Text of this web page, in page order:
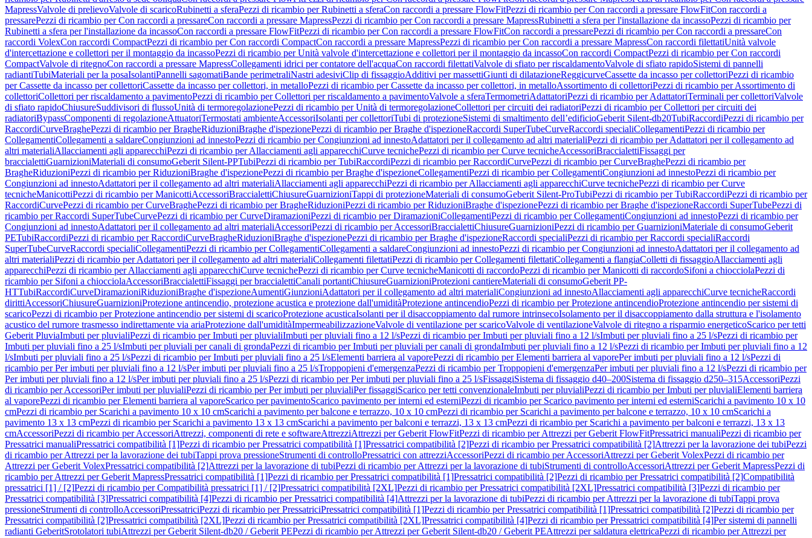
MapressValvole di prelievoValvole di scaricoRubinetti a sferaPezzi di ricambio per Rubinetti a sferaCon raccordi a pressare FlowFitPezzi di ricambio per Con raccordi a pressare FlowFitCon raccordi a
pressarePezzi di ricambio per Con raccordi a pressareCon raccordi a pressare MapressPezzi di ricambio per Con raccordi a pressare MapressRubinetti a sfera per l'installazione da incassoPezzi di ricambio per
Rubinetti a sfera per l'installazione da incassoCon raccordi a pressare FlowFitPezzi di ricambio per Con raccordi a pressare FlowFitCon raccordi a pressarePezzi di ricambio per Con raccordi a pressareCon
raccordi VolexCon raccordi CompactPezzi di ricambio per Con raccordi CompactCon raccordi a pressare MapressPezzi di ricambio per Con raccordi a pressare MapressCon raccordi filettatiUnità valvole
d'intercettazione e collettori per il montaggio da incassoPezzi di ricambio per Unità valvole d'intercettazione e collettori per il montaggio da incassoCon raccordi CompactPezzi di ricambio per Con raccordi
CompactValvole di ritegnoCon raccordi a pressare MapressCollegamenti idrici per contatore dell'acquaCon raccordi filettatiValvole di sfiato per riscaldamentoValvole di sfiato rapidoSistemi di pannelli
radiantiTubiMateriali per la posaIsolantiPannelli sagomatiBande perimetraliNastri adesiviClip di fissaggioAdditivi per massettiGiunti di dilatazioneReggicurveCassette da incasso per collettoriPezzi di ricambio
per Cassette da incasso per collettoriCassette da incasso per collettori, in metalloPezzi di ricambio per Cassette da incasso per collettori, in metalloAssortimento di collettoriPezzi di ricambio per Assortimento di
collettoriCollettori per riscaldamento a pavimentoPezzi di ricambio per Collettori per riscaldamento a pavimentoValvole a sferaTermometriAdattatoriPezzi di ricambio per AdattatoriTerminali per collettoriValvole
di sfiato rapidoChiusureSuddivisori di flussoUnità di termoregolazionePezzi di ricambio per Unità di termoregolazioneCollettori per circuiti dei radiatoriPezzi di ricambio per Collettori per circuiti dei
radiatoriBypassComponenti di regolazioneAttuatoriTermostati ambienteAccessoriIsolanti per collettoriTubi di protezioneSistemi di smaltimento dell’edificioGeberit Silent-db20TubiRaccordiPezzi di ricambio per
RaccordiCurveBraghePezzi di ricambio per BragheRiduzioniBraghe d'ispezionePezzi di ricambio per Braghe d'ispezioneRaccordi SuperTubeCurveRaccordi specialiCollegamentiPezzi di ricambio per
CollegamentiCollegamenti a saldareCongiunzioni ad innestoPezzi di ricambio per Congiunzioni ad innestoAdattatori per il collegamento ad altri materialiPezzi di ricambio per Adattatori per il collegamento ad
altri materialiAllacciamenti agli apparecchiPezzi di ricambio per Allacciamenti agli apparecchiCurve tecnichePezzi di ricambio per Curve tecnicheAccessoriBraccialettiFissaggi per
braccialettiGuarnizioniMateriali di consumoGeberit Silent-PPTubiPezzi di ricambio per TubiRaccordiPezzi di ricambio per RaccordiCurvePezzi di ricambio per CurveBraghePezzi di ricambio per
BragheRiduzioniPezzi di ricambio per RiduzioniBraghe d'ispezionePezzi di ricambio per Braghe d'ispezioneCollegamentiPezzi di ricambio per CollegamentiCongiunzioni ad innestoPezzi di ricambio per
Congiunzioni ad innestoAdattatori per il collegamento ad altri materialiAllacciamenti agli apparecchiPezzi di ricambio per Allacciamenti agli apparecchiCurve tecnichePezzi di ricambio per Curve
tecnicheManicottiPezzi di ricambio per ManicottiAccessoriBraccialettiChiusureGuarnizioniTappi di protezioneMateriali di consumoGeberit Silent-ProTubiPezzi di ricambio per TubiRaccordiPezzi di ricambio per
RaccordiCurvePezzi di ricambio per CurveBraghePezzi di ricambio per BragheRiduzioniPezzi di ricambio per RiduzioniBraghe d'ispezionePezzi di ricambio per Braghe d'ispezioneRaccordi SuperTubePezzi di
ricambio per Raccordi SuperTubeCurvePezzi di ricambio per CurveDiramazioniPezzi di ricambio per DiramazioniCollegamentiPezzi di ricambio per CollegamentiCongiunzioni ad innestoPezzi di ricambio per
Congiunzioni ad innestoAdattatori per il collegamento ad altri materialiAccessoriPezzi di ricambio per AccessoriBraccialettiChiusureGuarnizioniPezzi di ricambio per GuarnizioniMateriale di consumoGeberit
PETubiRaccordiPezzi di ricambio per RaccordiCurveBragheRiduzioniBraghe d'ispezionePezzi di ricambio per Braghe d'ispezioneRaccordi specialiPezzi di ricambio per Raccordi specialiRaccordi
SuperTubeCurveRaccordi specialiCollegamentiPezzi di ricambio per CollegamentiCollegamenti a saldareCongiunzioni ad innestoPezzi di ricambio per Congiunzioni ad innestoAdattatori per il collegamento ad
altri materialiPezzi di ricambio per Adattatori per il collegamento ad altri materialiCollegamenti filettatiPezzi di ricambio per Collegamenti filettatiCollegamenti a flangiaColletti di fissaggioAllacciamenti agli
apparecchiPezzi di ricambio per Allacciamenti agli apparecchiCurve tecnichePezzi di ricambio per Curve tecnicheManicotti di raccordoPezzi di ricambio per Manicotti di raccordoSifoni a chiocciolaPezzi di
ricambio per Sifoni a chiocciolaAccessoriBraccialettiFissaggi per braccialettiCanali portantiChiusureGuarnizioniProtezioni cantiereMateriali di consumoGeberit PP-
HTTubiRaccordiCurveDiramazioniRiduzioniBraghe d'ispezioneAumentiGiunzioniAdattatori per il collegamento ad altri materialiCongiunzioni ad innestoAllacciamenti agli apparecchiCurve tecnicheRaccordi
dirittiAccessoriChiusureGuarnizioniProtezione antincendio, protezione acustica e protezione dall'umiditàProtezione antincendioPezzi di ricambio per Protezione antincendioProtezione antincendio per sistemi di
scaricoPezzi di ricambio per Protezione antincendio per sistemi di scaricoProtezione acusticaIsolanti per il disaccoppiamento dal rumore intrinsecoIsolamento per il disaccoppiamento dalla struttura e l'isolamento
acustico del rumore trasmesso indirettamente via ariaProtezione dall'umiditàImpermeabilizzazioneValvole di ventilazione per scaricoValvole di ventilazioneValvole di ritegno a risparmio energeticoScarico per tetti
Geberit PluviaImbuti per pluvialiPezzi di ricambio per Imbuti per pluvialiImbuti per pluviali fino a 12 l/sPezzi di ricambio per Imbuti per pluviali fino a 12 l/sImbuti per pluviali fino a 25 l/sPezzi di ricambio per
Imbuti per pluviali fino a 25 l/sImbuti per pluviali per canali di grondaPezzi di ricambio per Imbuti per pluviali per canali di grondaImbuti per pluviali fino a 12 l/sPezzi di ricambio per Imbuti per pluviali fino a 12
l/sImbuti per pluviali fino a 25 l/sPezzi di ricambio per Imbuti per pluviali fino a 25 l/sElementi barriera al vaporePezzi di ricambio per Elementi barriera al vaporePer imbuti per pluviali fino a 12 l/sPezzi di
ricambio per Per imbuti per pluviali fino a 12 l/sPer imbuti per pluviali fino a 25 l/sTroppopieni d'emergenzaPezzi di ricambio per Troppopieni d'emergenzaPer imbuti per pluviali fino a 12 l/sPezzi di ricambio per
Per imbuti per pluviali fino a 12 l/sPer imbuti per pluviali fino a 25 l/sPezzi di ricambio per Per imbuti per pluviali fino a 25 l/sFissaggiSistema di fissaggio d40–200Sistema di fissaggio d250–315AccessoriPezzi
di ricambio per AccessoriPer imbuti per pluvialiPezzi di ricambio per Per imbuti per pluvialiPer fissaggiScarico per tetti convenzionaleImbuti per pluvialiPezzi di ricambio per Imbuti per pluvialiElementi barriera
al vaporePezzi di ricambio per Elementi barriera al vaporeScarico per pavimentoScarico pavimento per interni ed esterniPezzi di ricambio per Scarico pavimento per interni ed esterniScarichi a pavimento 10 x 10
cmPezzi di ricambio per Scarichi a pavimento 10 x 10 cmScarichi a pavimento per balcone e terrazzo, 10 x 10 cmPezzi di ricambio per Scarichi a pavimento per balcone e terrazzo, 10 x 10 cmScarichi a
pavimento 13 x 13 cmPezzi di ricambio per Scarichi a pavimento 13 x 13 cmScarichi a pavimento per balconi e terrazzi, 13 x 13 cmPezzi di ricambio per Scarichi a pavimento per balconi e terrazzi, 13 x 13
cmAccessoriPezzi di ricambio per AccessoriAttrezzi, componenti di rete e softwareAttrezziAttrezzi per Geberit FlowFitPezzi di ricambio per Attrezzi per Geberit FlowFitPressatrici manualiPezzi di ricambio per
Pressatrici manualiPressatrici compatibilità [1]Pezzi di ricambio per Pressatrici compatibilità [1]Pressatrici compatibilità [2]Pezzi di ricambio per Pressatrici compatibilità [2]Attrezzi per la lavorazione dei tubiPezzi
di ricambio per Attrezzi per la lavorazione dei tubiTappi prova pressioneStrumenti di controlloPressatrici con attrezziAccessoriPezzi di ricambio per AccessoriAttrezzi per Geberit VolexPezzi di ricambio per
Attrezzi per Geberit VolexPressatrici compatibilità [2]Attrezzi per la lavorazione di tubiPezzi di ricambio per Attrezzi per la lavorazione di tubiStrumenti di controlloAccessoriAttrezzi per Geberit MapressPezzi di
ricambio per Attrezzi per Geberit MapressPressatrici compatibilità [1]Pezzi di ricambio per Pressatrici compatibilità [1]Pressatrici compatibilità [2]Pezzi di ricambio per Pressatrici compatibilità [2]Compatibilità
pressatrici [1] / [2]Pezzi di ricambio per Compatibilità pressatrici [1] / [2]Pressatrici compatibilità [2XL]Pezzi di ricambio per Pressatrici compatibilità [2XL]Pressatrici compatibilità [3]Pezzi di ricambio per
Pressatrici compatibilità [3]Pressatrici compatibilità [4]Pezzi di ricambio per Pressatrici compatibilità [4]Attrezzi per la lavorazione di tubiPezzi di ricambio per Attrezzi per la lavorazione di tubiTappi prova
pressioneStrumenti di controlloAccessoriPressatriciPezzi di ricambio per PressatriciPressatrici compatibilità [1]Pezzi di ricambio per Pressatrici compatibilità [1]Pressatrici compatibilità [2]Pezzi di ricambio per
Pressatrici compatibilità [2]Pressatrici compatibilità [2XL]Pezzi di ricambio per Pressatrici compatibilità [2XL]Pressatrici compatibilità [4]Pezzi di ricambio per Pressatrici compatibilità [4]Per sistemi di pannelli
radianti GeberitSrotolatori tubiAttrezzi per Geberit Silent-db20 / Geberit PEPezzi di ricambio per Attrezzi per Geberit Silent-db20 / Geberit PEAttrezzi per saldatura elettricaPezzi di ricambio per Attrezzi per